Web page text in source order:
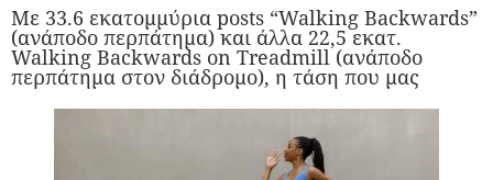
Με 33.6 εκατομμύρια posts “Walking Backwards”
(ανάποδο περπάτημα) και άλλα 22,5 εκατ.
Walking Backwards on Treadmill (ανάποδο
περπάτημα στον διάδρομο), η τάση που μας